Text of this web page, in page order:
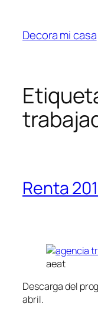
contenido
Decora mi casa
Renta
aeat
Descarga del
abril.